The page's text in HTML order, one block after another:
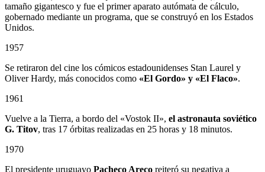
tamaño gigantesco y fue el primer aparato autómata de cálculo,
gobernado mediante un programa, que se construyó en los Estados
Unidos.
1957
Se retiraron del cine los cómicos estadounidenses Stan Laurel y
Oliver Hardy, más conocidos como «El Gordo» y «El Flaco».
1961
Vuelve a la Tierra, a bordo del «Vostok II», el astronauta soviético
G. Titov, tras 17 órbitas realizadas en 25 horas y 18 minutos.
1970
El presidente uruguayo Pacheco Areco reiteró su negativa a